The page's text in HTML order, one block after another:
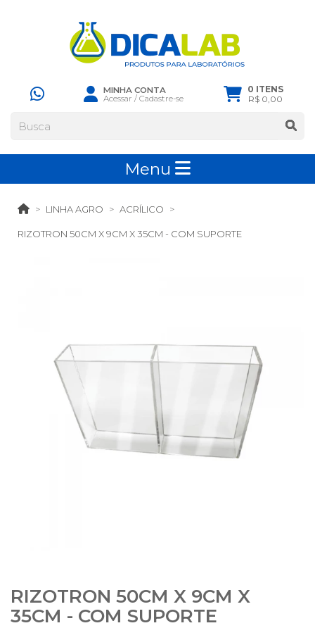
MINHA CONTA
Acessar /Cadastre-se
0 ITENS
R$ 0,00
Menu
LINHA AGRO ACRÍLICO
RIZOTRON 50CM X 9CM X 35CM - COM SUPORTE
RIZOTRON 50CM X 9CM X
35CM - COM SUPORTE